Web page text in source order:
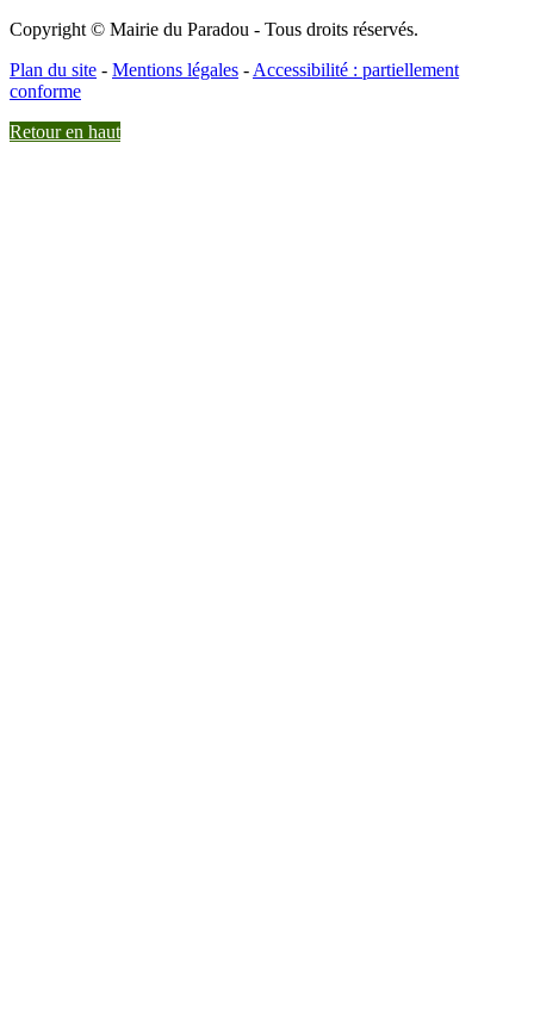
Copyright © Mairie du Paradou - Tous droits réservés.
Plan du site - Mentions légales - Accessibilité : partiellement
conforme
Retour en haut